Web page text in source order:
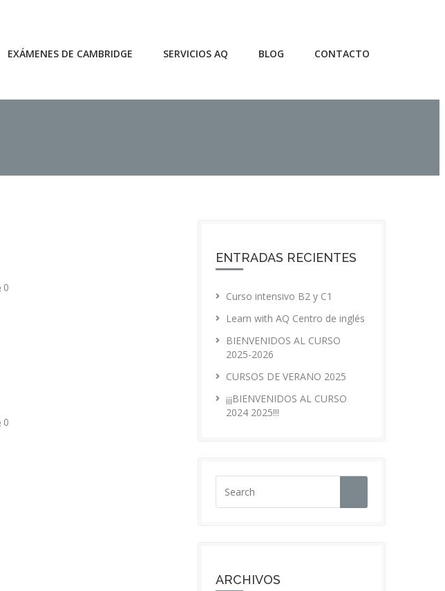
EXÁMENES DE CAMBRIDGE SERVICIOS AQ BLOG CONTACTO
0
0
ENTRADAS RECIENTES
Curso intensivo B2 y C1
Learn with AQ Centro de inglés
BIENVENIDOS AL CURSO
2025-2026
CURSOS DE VERANO 2025
¡¡¡BIENVENIDOS AL CURSO
2024 2025!!!
ARCHIVOS